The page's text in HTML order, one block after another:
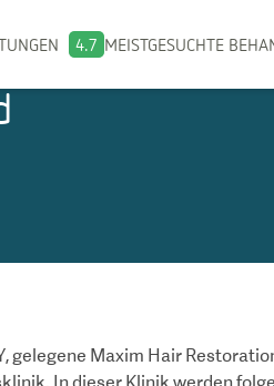
4.7 MEISTGESUCHTE
gelegene Maxim Hair